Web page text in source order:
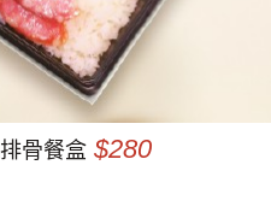
骨餐盒 $280